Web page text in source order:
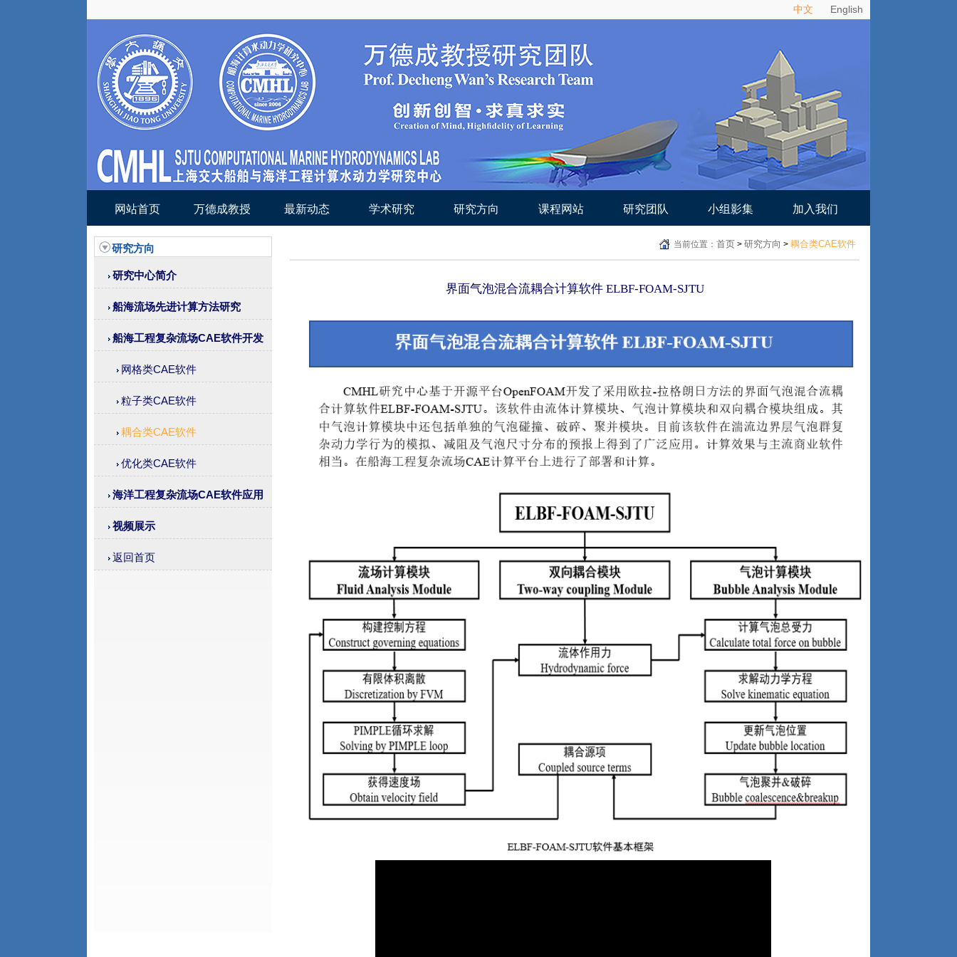
中文 English
网站首页 万德成教授 最新动态 学术研究 研究方向 课程网站 研究团队 小组影集 加入我们
研究方向
研究中心简介
船海流场先进计算方法研究
船海工程复杂流场CAE软件开发
网格类CAE软件
粒子类CAE软件
耦合类CAE软件
优化类CAE软件
海洋工程复杂流场CAE软件应用
视频展示
返回首页
当前位置： 首页 > 研究方向 > 耦合类CAE软件
界面气泡混合流耦合计算软件 ELBF-FOAM-SJTU